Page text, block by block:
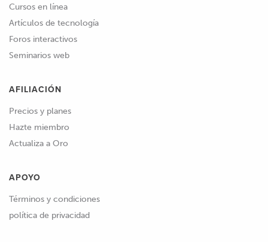
Cursos en línea
Artículos de tecnología
Foros interactivos
Seminarios web
AFILIACIÓN
Precios y planes
Hazte miembro
Actualiza a Oro
APOYO
Términos y condiciones
política de privacidad